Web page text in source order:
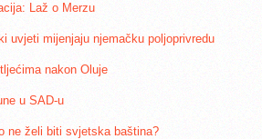
Laž o Merzu
uvjeti mijenjaju njemačku poljoprivredu
nakon Oluje
u SAD-u
ne želi biti svjetska baština?